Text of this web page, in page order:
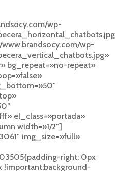
wp-
wp-
bg_repeat=»no-repeat»
el_class=»portada»
width=»1/2″]
img_size=»full»
right: 0px